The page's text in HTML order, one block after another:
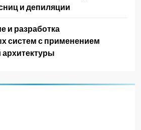
и депиляции
и разработка
систем с применением